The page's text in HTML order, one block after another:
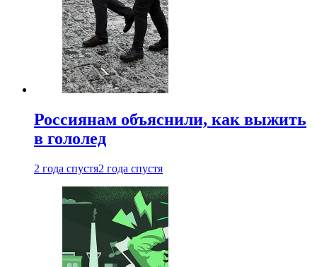
Россиянам объяснили, как выжить
в гололед
2 года спустя2 года спустя